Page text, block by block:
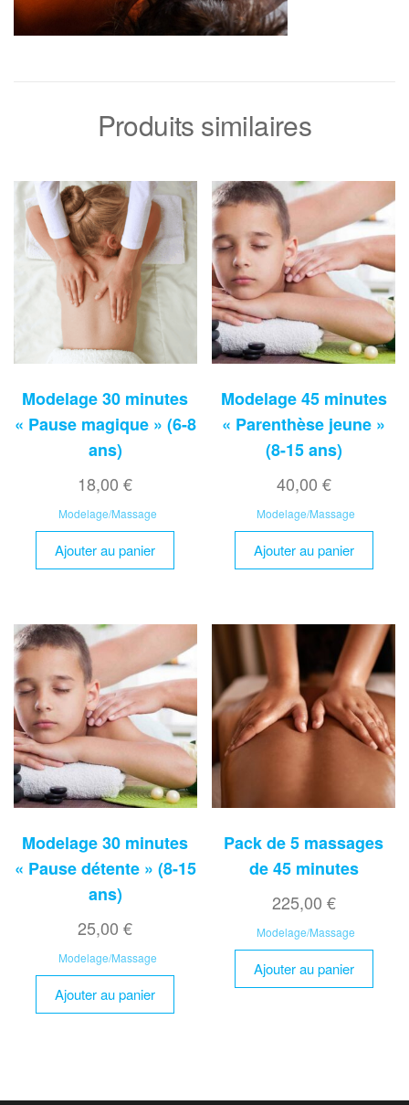
Produits similaires
Modelage 30 minutes
« Pause magique » (6-8
ans)
18,00€
Modelage/Massage
Ajouter au panier
Modelage 45 minutes
« Parenthèse jeune »
(8-15 ans)
40,00 €
Modelage/Massage
Ajouter au panier
Modelage 30 minutes
« Pause détente » (8-15
ans)
25,00€
Modelage/Massage
Ajouter au panier
Pack de 5 massages
de 45 minutes
225,00 €
Modelage/Massage
Ajouter au panier